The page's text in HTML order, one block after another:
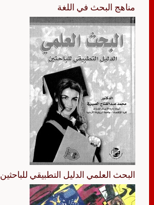
مناهج البحث في اللغة
البحث العلمي الدليل التطبيقي للباحثين